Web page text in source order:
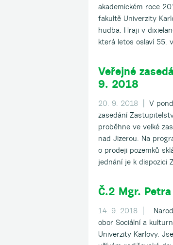
akademickém roce
fakultě Univerzity
hudba. Hraji v
která letos oslaví 55.
Veřejné
9. 2018
20. 9. 2018 |
V
zasedání
proběhne ve velké
nad Jizerou. Na
o prodeji pozemků
jednání je k dispozici
Č.2 Mgr.
14. 9. 2018 |
obor Sociální a
Univerzity Karlovy.